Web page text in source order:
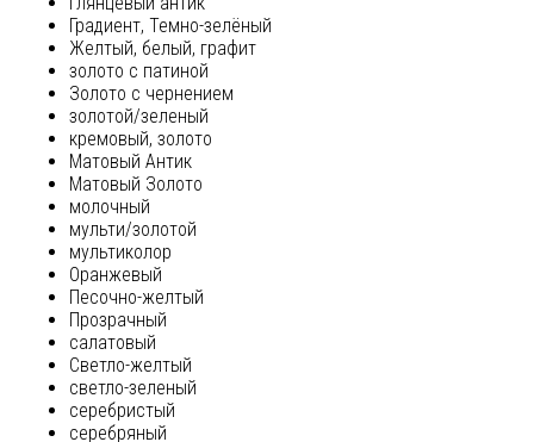
Градиент, Темно-зелёный
Желтый, белый, графит
золото с патиной
Золото с чернением
золотой/зеленый
кремовый, золото
Матовый Антик
Матовый Золото
молочный
мульти/золотой
мультиколор
Оранжевый
Песочно-желтый
Прозрачный
салатовый
Светло-желтый
светло-зеленый
серебристый
серебряный